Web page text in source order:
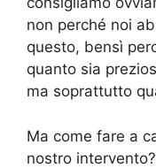
non perché noi
questo, bensì
quanto sia
ma soprattutto
Ma come fare a
nostro